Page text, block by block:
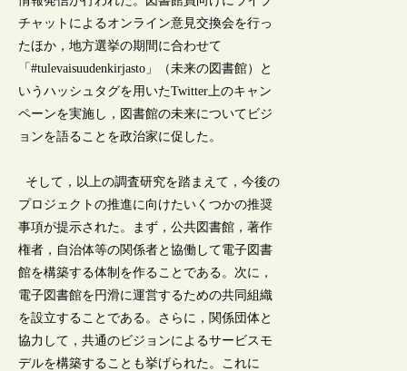
チャットによるオンライン意見交換会を行っ
たほか，地方選挙の期間に合わせて
「#tulevaisuudenkirjasto」（未来の図書館）と
いうハッシュタグを用いたTwitter上のキャン
ペーンを実施し，図書館の未来についてビジ
ョンを語ることを政治家に促した。
そして，以上の調査研究を踏まえて，今後の
プロジェクトの推進に向けたいくつかの推奨
事項が提示された。まず，公共図書館，著作
権者，自治体等の関係者と協働して電子図書
館を構築する体制を作ることである。次に，
電子図書館を円滑に運営するための共同組織
を設立することである。さらに，関係団体と
協力して，共通のビジョンによるサービスモ
デルを構築することも挙げられた。これに